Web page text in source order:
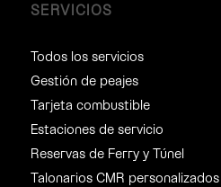
SERVICIOS
Todos los servicios
Gestión de peajes
Tarjeta combustible
Estaciones de servicio
Reservas de Ferry y Túnel
Talonarios CMR personalizados